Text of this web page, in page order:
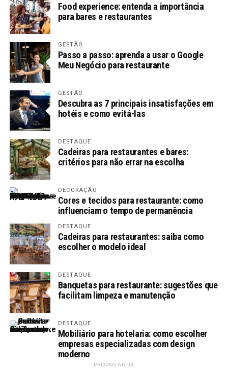
Food experience: entenda a importância
para bares e restaurantes
GESTÃO
Passo a passo: aprenda a usar o Google
Meu Negócio para restaurante
GESTÃO
Descubra as 7 principais insatisfações em
hotéis e como evitá-las
DESTAQUE
Cadeiras para restaurantes e bares:
critérios para não errar na escolha
DECORAÇÃO
Cores e tecidos para restaurante: como
influenciam o tempo de permanência
DESTAQUE
Cadeiras para restaurantes: saiba como
escolher o modelo ideal
DESTAQUE
Banquetas para restaurante: sugestões que
facilitam limpeza e manutenção
DESTAQUE
Mobiliário para hotelaria: como escolher
empresas especializadas com design
moderno
PROPAGANDA